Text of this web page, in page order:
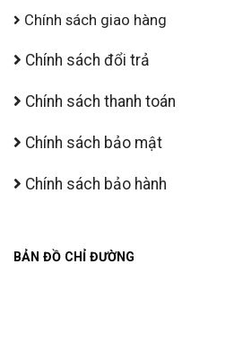
Chính sách giao hàng
Chính sách đổi trả
Chính sách thanh toán
Chính sách bảo mật
Chính sách bảo hành
BẢN ĐỒ CHỈ ĐƯỜNG